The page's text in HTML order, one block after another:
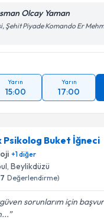
Olcay Yaman
Şehit Piyade Komando Er
Yarın
15:00
Yarın
17:00
Psikolog Buket İğneci
+1diğer
, Beylikdüzü
Değerlendirme)
sorunlarım için